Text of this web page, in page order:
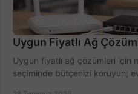
Uygun Fiyatlı Ağ
Uygun fiyatlı ağ çözümleri için
seçiminde bütçenizi koruyun;